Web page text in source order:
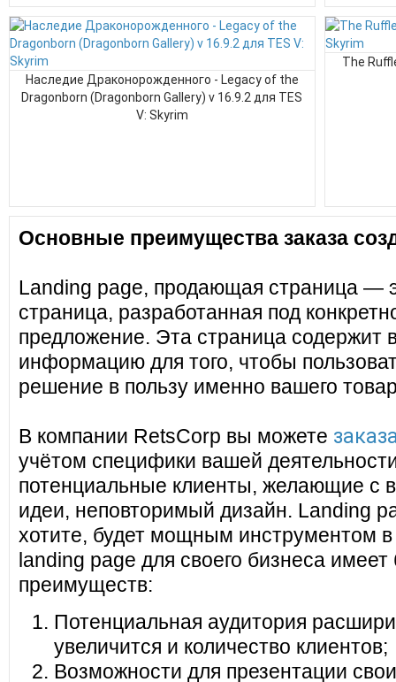
Наследие Драконорожденного - Legacy of the
Dragonborn (Dragonborn Gallery) v 16.9.2 для TES
V: Skyrim
The
Основные преимущества заказа
Landing page, продающая страница —
страница, разработанная под
предложение. Эта страница содержит
информацию для того, чтобы
решение в пользу именно вашего
В компании RetsCorp вы можете
учётом специфики вашей
потенциальные клиенты, желающие с
идеи, неповторимый дизайн. Landing
хотите, будет мощным инструментом
landing page для своего бизнеса
преимуществ:
Потенциальная аудитория
увеличится и количество клиентов;
Возможности для презентации